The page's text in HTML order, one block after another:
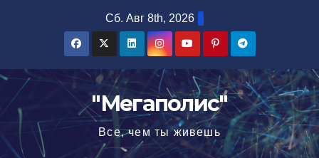
Сб. Авг 8th, 2026
"Мегаполис"
Все, чем ты живешь